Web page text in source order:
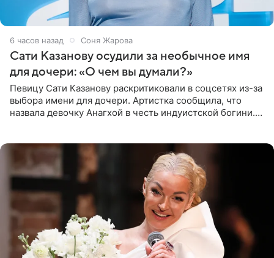
6 часов назад Соня Жарова
Сати Казанову осудили за необычное имя
для дочери: «О чем вы думали?»
Певицу Сати Казанову раскритиковали в соцсетях из-за
выбора имени для дочери. Артистка сообщила, что
назвала девочку Анагхой в честь индуистской богини.